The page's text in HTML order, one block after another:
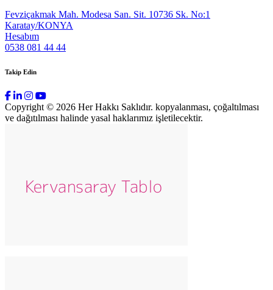
Fevziçakmak Mah. Modesa San. Sit. 10736 Sk. No:1
Karatay/KONYA
Hesabım
0538 081 44 44
Takip Edin
Copyright © 2026 Her Hakkı Saklıdır. kopyalanması, çoğaltılması
ve dağıtılması halinde yasal haklarımız işletilecektir.